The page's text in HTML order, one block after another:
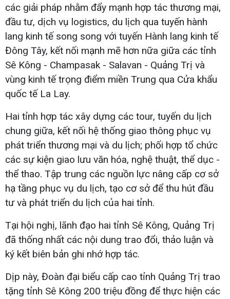
các giải pháp nhằm đẩy mạnh hợp tác thương mại,
đầu tư, dịch vụ logistics, du lịch qua tuyến hành
lang kinh tế song song với tuyến Hành lang kinh tế
Đông Tây, kết nối mạnh mẽ hơn nữa giữa các tỉnh
Sê Kông - Champasak - Salavan - Quảng Trị và
vùng kinh tế trọng điểm miền Trung qua Cửa khẩu
quốc tế La Lay.
Hai tỉnh hợp tác xây dựng các tour, tuyến du lịch
chung giữa, kết nối hệ thống giao thông phục vụ
phát triển thương mại và du lịch; phối hợp tổ chức
các sự kiện giao lưu văn hóa, nghệ thuật, thể dục -
thể thao. Tập trung các nguồn lực nâng cấp cơ sở
hạ tầng phục vụ du lịch, tạo cơ sở để thu hút đầu
tư và phát triển du lịch của hai tỉnh.
Tại hội nghị, lãnh đạo hai tỉnh Sê Kông, Quảng Trị
đã thống nhất các nội dung trao đổi, thảo luận và
ký kết biên bản ghi nhớ hợp tác.
Dịp này, Đoàn đại biểu cấp cao tỉnh Quảng Trị trao
tặng tỉnh Sê Kông 200 triệu đồng để thực hiện các